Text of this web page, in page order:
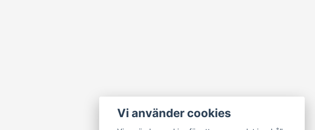
Vi använder cookies